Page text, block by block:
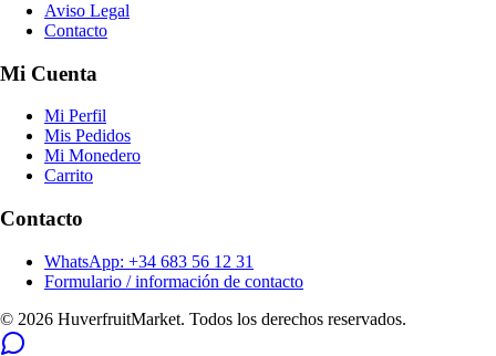
Aviso Legal
Contacto
Mi Cuenta
Mi Perfil
Mis Pedidos
Mi Monedero
Carrito
Contacto
WhatsApp: +34 683 56 12 31
Formulario / información de contacto
© 2026 HuverfruitMarket. Todos los derechos reservados.